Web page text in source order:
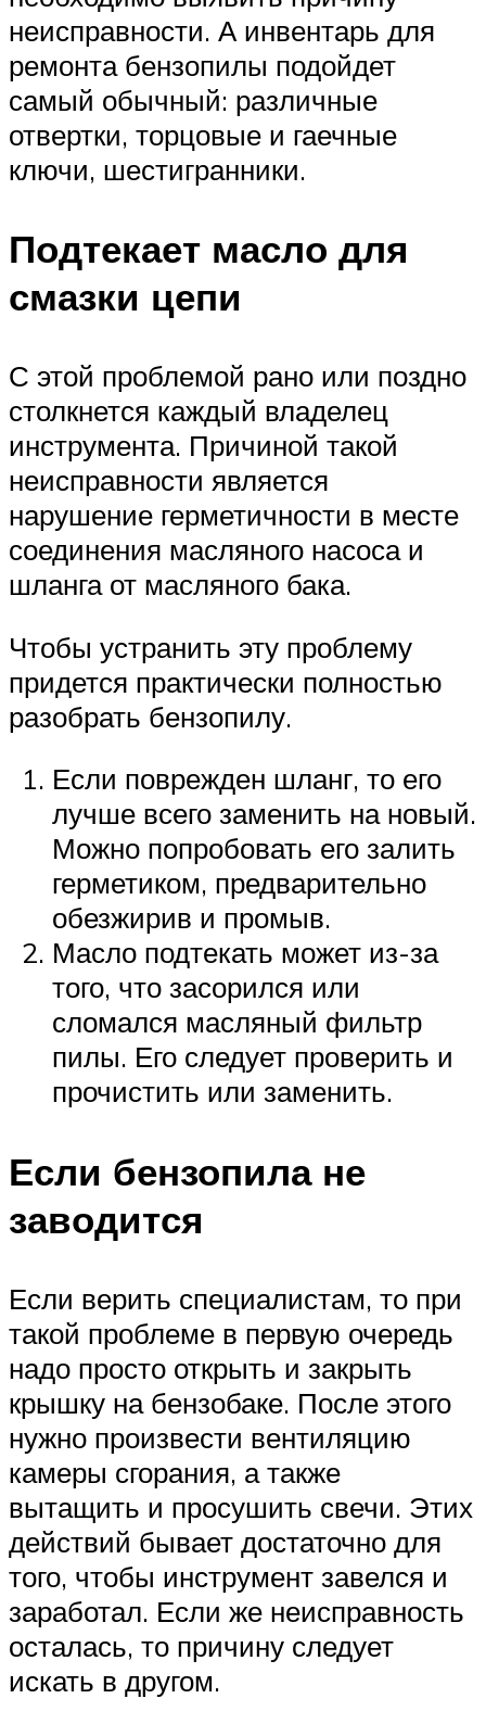
неисправности. А инвентарь для
ремонта бензопилы подойдет
самый обычный: различные
отвертки, торцовые и гаечные
ключи, шестигранники.
Подтекает масло для
смазки цепи
С этой проблемой рано или поздно
столкнется каждый владелец
инструмента. Причиной такой
неисправности является
нарушение герметичности в месте
соединения масляного насоса и
шланга от масляного бака.
Чтобы устранить эту проблему
придется практически полностью
разобрать бензопилу.
Если поврежден шланг, то его
лучше всего заменить на новый.
Можно попробовать его залить
герметиком, предварительно
обезжирив и промыв.
Масло подтекать может из-за
того, что засорился или
сломался масляный фильтр
пилы. Его следует проверить и
прочистить или заменить.
Если бензопила не
заводится
Если верить специалистам, то при
такой проблеме в первую очередь
надо просто открыть и закрыть
крышку на бензобаке. После этого
нужно произвести вентиляцию
камеры сгорания, а также
вытащить и просушить свечи. Этих
действий бывает достаточно для
того, чтобы инструмент завелся и
заработал. Если же неисправность
осталась, то причину следует
искать в другом.